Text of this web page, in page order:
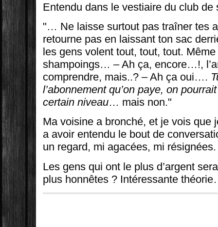
Entendu dans le vestiaire du club de
"… Ne laisse surtout pas traîner tes
retourne pas en laissant ton sac
les gens volent tout, tout, tout.
shampoings… – Ah ça, encore…!,
comprendre, mais..? – Ah ça oui….
l’abonnement qu’on paye, on
certain niveau… mais non."
Ma voisine a bronché, et je vois que
a avoir entendu le bout de
un regard, mi agacées, mi résignées.
Les gens qui ont le plus d’argent
plus honnêtes ? Intéressante